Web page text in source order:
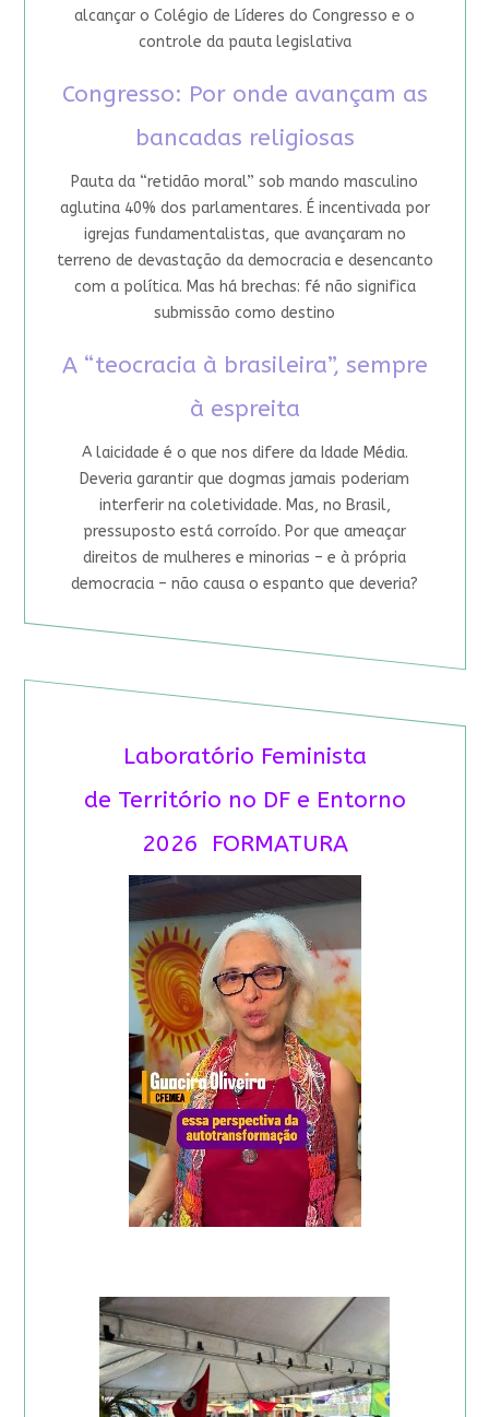
alcançar o Colégio de Líderes do Congresso e o
controle da pauta legislativa
Congresso: Por onde avançam as
bancadas religiosas
Pauta da “retidão moral” sob mando masculino
aglutina 40% dos parlamentares. É incentivada por
igrejas fundamentalistas, que avançaram no
terreno de devastação da democracia e desencanto
com a política. Mas há brechas: fé não significa
submissão como destino
A “teocracia à brasileira”, sempre
à espreita
A laicidade é o que nos difere da Idade Média.
Deveria garantir que dogmas jamais poderiam
interferir na coletividade. Mas, no Brasil,
pressuposto está corroído. Por que ameaçar
direitos de mulheres e minorias – e à própria
democracia – não causa o espanto que deveria?
Laboratório Feminista
de Território no DF e Entorno
2026 FORMATURA